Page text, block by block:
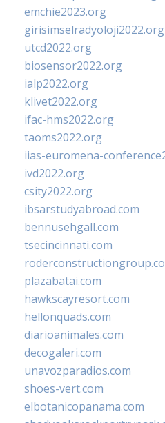
emchie2023.org
girisimselradyoloji2022.org
utcd2022.org
biosensor2022.org
ialp2022.org
klivet2022.org
ifac-hms2022.org
taoms2022.org
iias-euromena-
ivd2022.org
csity2022.org
ibsarstudyabroad.com
bennusehgall.com
tsecincinnati.com
plazabatai.com
hawkscayresort.com
hellonquads.com
diarioanimales.com
decogaleri.com
unavozparadios.com
shoes-vert.com
elbotanicopanama.com